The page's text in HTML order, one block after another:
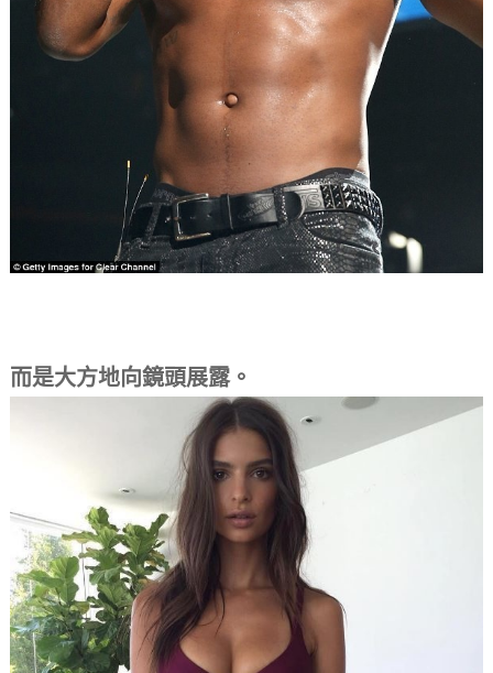
而是大方地向鏡頭展露。